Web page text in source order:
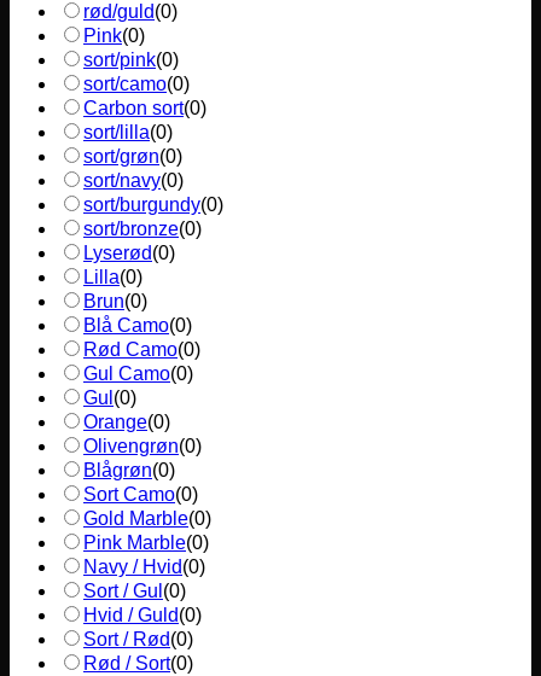
rød/guld(0)
Pink(0)
sort/pink(0)
sort/camo(0)
Carbon sort(0)
sort/lilla(0)
sort/grøn(0)
sort/navy(0)
sort/burgundy(0)
sort/bronze(0)
Lyserød(0)
Lilla(0)
Brun(0)
Blå Camo(0)
Rød Camo(0)
Gul Camo(0)
Gul (0)
Orange(0)
Olivengrøn(0)
Blågrøn(0)
Sort Camo(0)
Gold Marble(0)
Pink Marble(0)
Navy / Hvid(0)
Sort / Gul (0)
Hvid / Guld(0)
Sort / Rød(0)
Rød / Sort(0)